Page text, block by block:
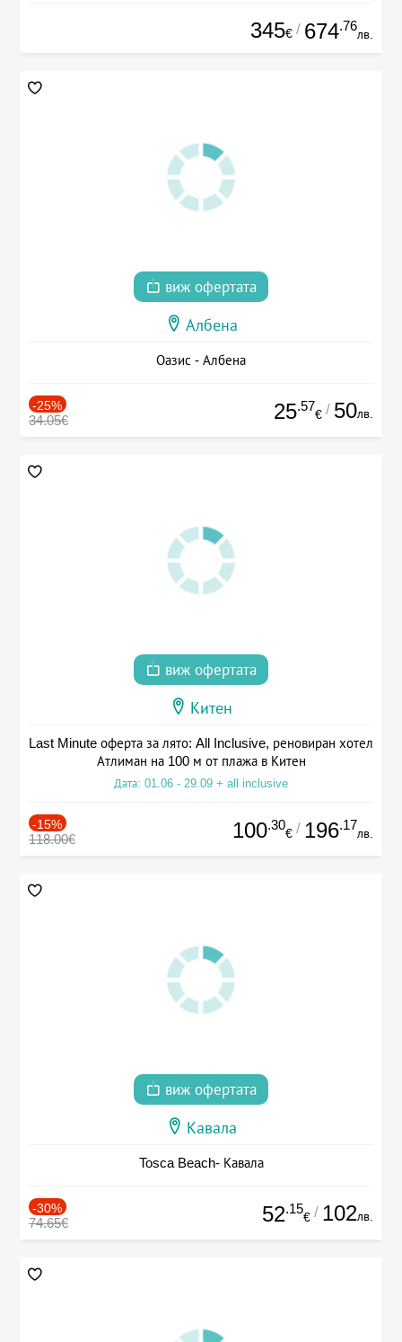
345€ / 674.76
лв.
виж офертата
Албена
Оазис - Албена
-25%
34.05€ 25.57
€ / 50лв.
виж офертата
Китен
Last Minute оферта за лято: All Inclusive, реновиран хотел
Атлиман на 100 м от плажа в Китен
Дата: 01.06 - 29.09 + all inclusive
-15%
118.00€ 100.30
€ / 196.17
лв.
виж офертата
Кавала
Tosca Beach- Кавала
-30%
74.65€ 52.15
€ / 102лв.